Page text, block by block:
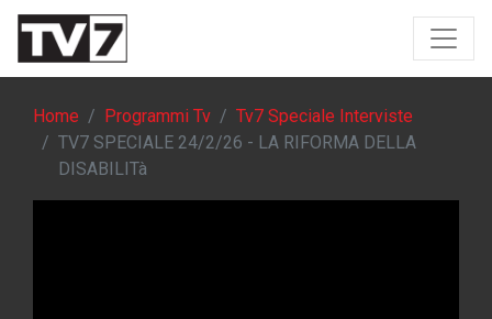
Home Programmi Tv
Tv7 Speciale Interviste
TV7 SPECIALE 24/2/26 - LA RIFORMA DELLA
DISABILITà